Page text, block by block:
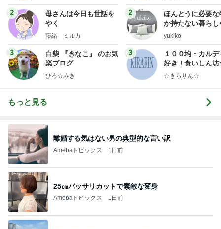
2
母さんは今日も世話を
やく
藤緒 ミルカ
3
白柴 『きなこ』 のお気
楽ブログ
ひろ☆みき
2
ほんとうに必要な
か持たない暮ら
ep Life Simple◆
yukiko
3
１００均・カルデ
好き！食いしん
らりん☆のブログ
☆きらりん☆
もっと見る
離婚する気はない男の典型的な言い訳
Amebaトピックス 1日前
25㎝バッサリカットで素敵な変身
Amebaトピックス 1日前